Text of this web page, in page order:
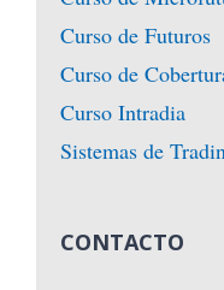
Curso de Futuros
Curso de
Curso Intradia
Sistemas de
CONTACTO